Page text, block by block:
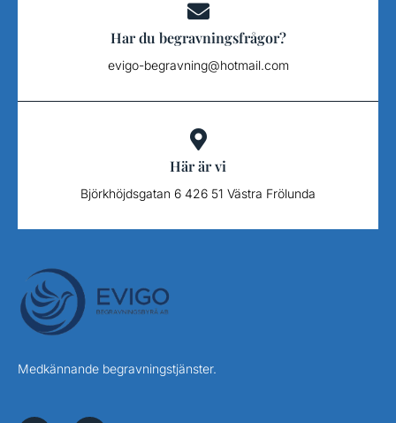
Har du begravningsfrågor?
evigo-begravning@hotmail.com
Här är vi
Björkhöjdsgatan 6 426 51 Västra Frölunda
Medkännande begravningstjänster.